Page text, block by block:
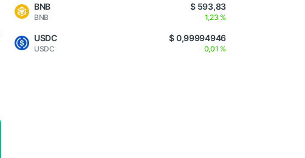
BNB
BNB
$ 593,83
1,23 %
USDC
USDC
$ 0,99994946
0,01 %